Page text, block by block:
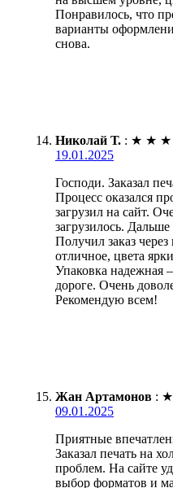
Понравилось, что
варианты
снова.
Николай Т. : ★ ★ ★
19.01.2025
Господи. Заказал
Процесс оказался
загрузил на сайт.
загрузилось.
Получил заказ
отличное, цвета
Упаковка надежная
дороге. Очень
Рекомендую всем!
Жан Артамонов : ★
09.01.2025
Приятные
Заказал печать на
проблем. На сайте
выбор форматов и